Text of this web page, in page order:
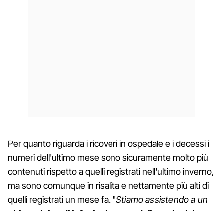
Per quanto riguarda i ricoveri in ospedale e i decessi i
numeri dell'ultimo mese sono sicuramente molto più
contenuti rispetto a quelli registrati nell'ultimo inverno,
ma sono comunque in risalita e nettamente più alti di
quelli registrati un mese fa. "Stiamo assistendo a un